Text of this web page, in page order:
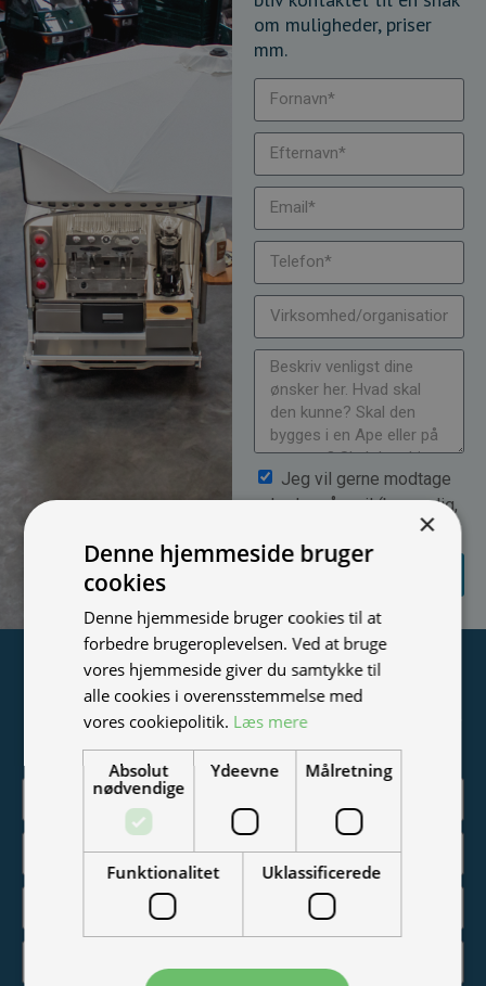
om muligheder, priser
mm.
Jeg vil gerne modtage
nyheder på mail (bare rolig,
SEND
Tilmeld nyhedsmail
Vær blandt de første til at modtage info om nye produkter,
×
Denne hjemmeside bruger
cookies
Denne hjemmeside bruger cookies til at
forbedre brugeroplevelsen. Ved at bruge
vores hjemmeside giver du samtykke til
alle cookies i overensstemmelse med
vores cookiepolitik. Læs mere
Absolut
nødvendige
Ydeevne Målretning
Funktionalitet Uklassificerede